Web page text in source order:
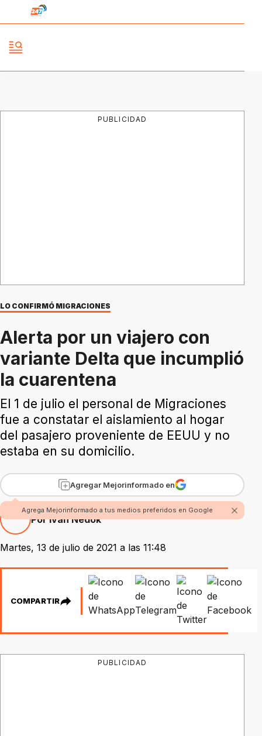
PUBLICIDAD
LO CONFIRMÓ MIGRACIONES
Alerta por un viajero con
variante Delta que incumplió
la cuarentena
El 1 de julio el personal de Migraciones
fue a constatar el aislamiento al hogar
del pasajero proveniente de EEUU y no
estaba en su domicilio.
Agregar Mejorinformado en
Agrega Mejorinformado a tus medios preferidos en Google
Por Iván Nedok
Martes, 13 de julio de 2021 a las 11:48
COMPARTIR
PUBLICIDAD